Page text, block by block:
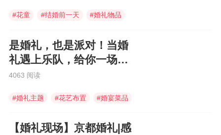
#花童 #结婚前一天 #婚礼物品
是婚礼，也是派对！当婚
礼遇上乐队，给你一场重
新定义潮流的婚礼！
4063 阅读
#婚礼主题 #花艺布置 #婚宴菜品
【婚礼现场】京都婚礼|感